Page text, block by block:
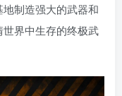
制造强大的武器和
界中生存的终极武